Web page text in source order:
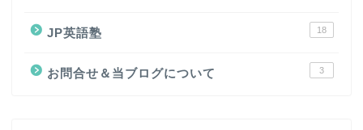
JP英語塾 18
お問合せ＆当ブログについて 3